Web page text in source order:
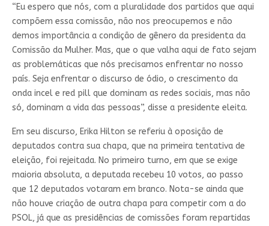
“Eu espero que nós, com a pluralidade dos partidos que aqui
compõem essa comissão, não nos preocupemos e não
demos importância a condição de gênero da presidenta da
Comissão da Mulher. Mas, que o que valha aqui de fato sejam
as problemáticas que nós precisamos enfrentar no nosso
país. Seja enfrentar o discurso de ódio, o crescimento da
onda incel e red pill que dominam as redes sociais, mas não
só, dominam a vida das pessoas”, disse a presidente eleita.
Em seu discurso, Erika Hilton se referiu à oposição de
deputados contra sua chapa, que na primeira tentativa de
eleição, foi rejeitada. No primeiro turno, em que se exige
maioria absoluta, a deputada recebeu 10 votos, ao passo
que 12 deputados votaram em branco. Nota-se ainda que
não houve criação de outra chapa para competir com a do
PSOL, já que as presidências de comissões foram repartidas